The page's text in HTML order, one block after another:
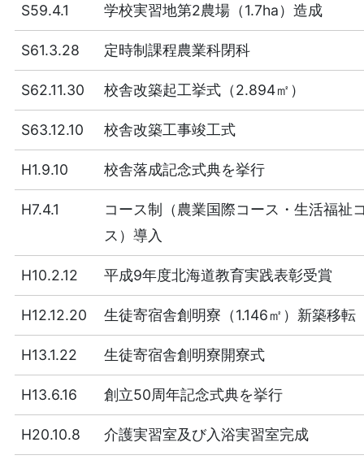
S59.4.1 学校実習地第2農場（1.7ha）造成
S61.3.28 定時制課程農業科閉科
S62.11.30 校舎改築起工挙式（2.894㎡）
S63.12.10 校舎改築工事竣工式
H1.9.10 校舎落成記念式典を挙行
H7.4.1
コース制（農業国際コース・生活福祉
ス）導入
H10.2.12 平成9年度北海道教育実践表彰受賞
H12.12.20 生徒寄宿舎創明寮（1.146㎡）新築移転
H13.1.22 生徒寄宿舎創明寮開寮式
H13.6.16 創立50周年記念式典を挙行
H20.10.8 介護実習室及び入浴実習室完成